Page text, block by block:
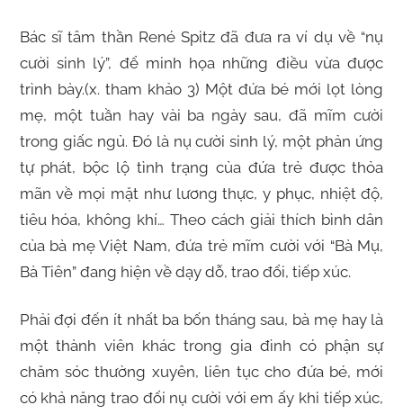
Bác sĩ tâm thần René Spitz đã đưa ra ví dụ về “nụ
cười sinh lý”, để minh họa những điều vừa được
trình bày.(x. tham khảo 3) Một đứa bé mới lọt lòng
mẹ, một tuần hay vài ba ngày sau, đã mĩm cười
trong giấc ngủ. Đó là nụ cười sinh lý, một phản ứng
tự phát, bộc lộ tình trạng của đứa trẻ được thỏa
mãn về mọi mặt như lương thực, y phục, nhiệt độ,
tiêu hóa, không khí… Theo cách giải thích bình dân
của bà mẹ Việt Nam, đứa trẻ mĩm cười với “Bà Mụ,
Bà Tiên” đang hiện về dạy dỗ, trao đổi, tiếp xúc.
Phải đợi đến ít nhất ba bốn tháng sau, bà mẹ hay là
một thành viên khác trong gia đình có phận sự
chăm sóc thường xuyên, liên tục cho đứa bé, mới
có khả năng trao đổi nụ cười với em ấy khi tiếp xúc,